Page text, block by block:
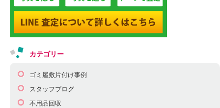
カテゴリー
ゴミ屋敷片付け事例
スタッフブログ
不用品回収